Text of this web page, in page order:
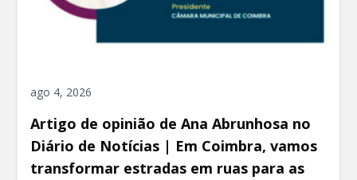
ago 4, 2026
Artigo de opinião de Ana Abrunhosa no
Diário de Notícias | Em Coimbra, vamos
transformar estradas em ruas para as